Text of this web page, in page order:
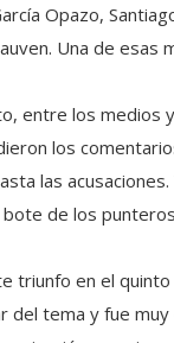
Opazo,
Una de esas
entre los medios
los
las
de los
triunfo en el quinto
del tema y fue muy